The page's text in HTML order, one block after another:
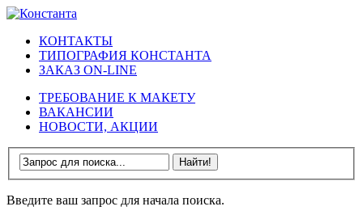
КОНТАКТЫ
ТИПОГРАФИЯ КОНСТАНТА
ЗАКАЗ ON-LINE
ТРЕБОВАНИЕ К МАКЕТУ
ВАКАНСИИ
НОВОСТИ, АКЦИИ
Введите ваш запрос для начала поиска.